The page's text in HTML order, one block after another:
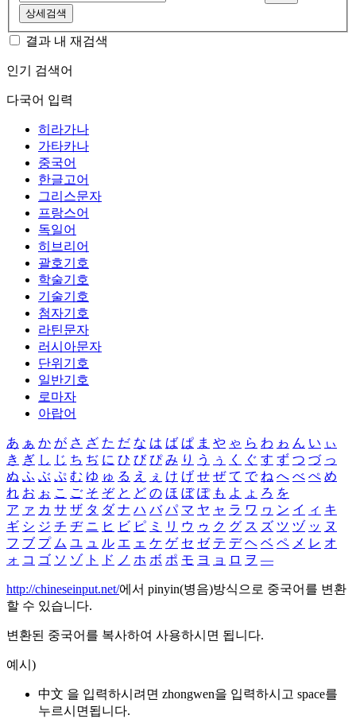
상세검색
결과 내 재검색
인기 검색어
다국어 입력
히라가나
가타카나
중국어
한글고어
그리스문자
프랑스어
독일어
히브리어
괄호기호
학술기호
기술기호
첨자기호
라틴문자
러시아문자
단위기호
일반기호
로마자
아랍어
あ ぁ か が さ ざ た だ な は ば ぱ ま や ゃ ら わ ゎ ん い ぃ
き ぎ し じ ち ぢ に ひ び ぴ み り う ぅ く ぐ す ず つ づ っ
ぬ ふ ぶ ぷ む ゆ ゅ る え ぇ け げ せ ぜ て で ね へ べ ぺ め
れ お ぉ こ ご そ ぞ と ど の ほ ぼ ぽ も よ ょ ろ を
ア ァ カ サ ザ タ ダ ナ ハ バ パ マ ヤ ャ ラ ワ ヮ ン イ ィ キ
ギ シ ジ チ ヂ ニ ヒ ビ ピ ミ リ ウ ゥ ク グ ス ズ ツ ヅ ッ ヌ
フ ブ プ ム ユ ュ ル エ ェ ケ ゲ セ ゼ テ デ ヘ ベ ペ メ レ オ
ォ コ ゴ ソ ゾ ト ド ノ ホ ボ ポ モ ヨ ョ ロ ヲ ―
http://chineseinput.net/에서 pinyin(병음)방식으로 중국어를 변환
할 수 있습니다.
변환된 중국어를 복사하여 사용하시면 됩니다.
예시)
中文 을 입력하시려면 zhongwen을 입력하시고 space를
누르시면됩니다.